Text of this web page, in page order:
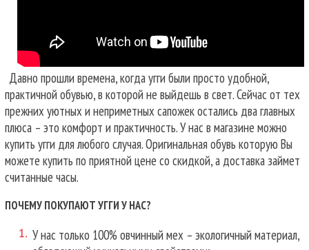
Давно прошли времена, когда угги были просто удобной,
практичной обувью, в которой не выйдешь в свет. Сейчас от тех
прежних уютных и неприметных сапожек остались два главных
плюса – это комфорт и практичность. У нас в магазине можно
купить угги для любого случая.Оригинальная обувь которую Вы
можете купить по приятной цене со скидкой, а доставка займет
считанные часы.
ПОЧЕМУ ПОКУПАЮТ УГГИ У НАС?
У нас только 100% овчинный мех – экологичный материал,